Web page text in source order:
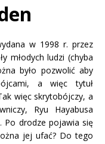
w 1998 r. przez
młodych ludzi (chyba
było pozwolić aby
a więc tytuł
więc skrytobójczy, a
Ryu Hayabusa
Po drodze pojawia się
jej ufać? Do tego